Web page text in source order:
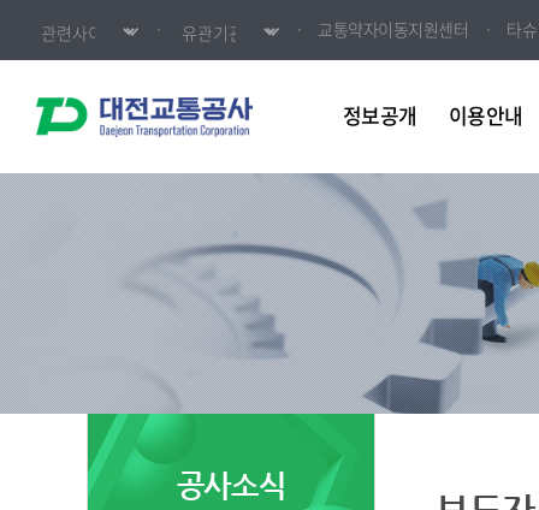
교통약자이동지원센터 타슈
정보공개 이용안내
공사소식